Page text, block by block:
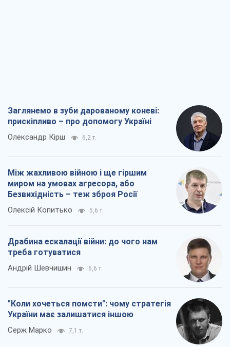
Заглянемо в зуби дарованому коневі:
прискіпливо – про допомогу Україні
Олександр Кірш 6,2 т.
Між жахливою війною і ще гіршим
миром на умовах агресора, або
Безвихідність – теж зброя Росії
Олексій Копитько 5,6 т.
Драбина ескалації війни: до чого нам
треба готуватися
Андрій Шевчишин 6,6 т.
"Коли хочеться помсти": чому стратегія
України має залишатися іншою
Серж Марко 7,1 т.